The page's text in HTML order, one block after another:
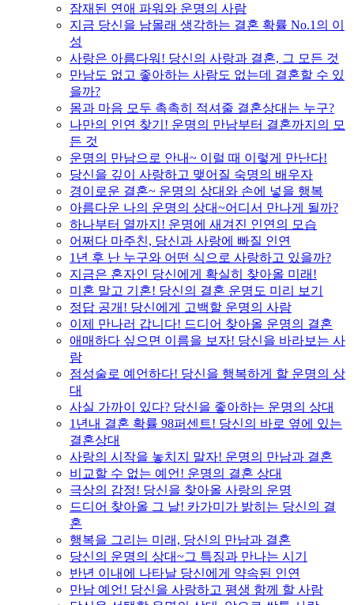
잠재된 연애 파워와 운명의 사람
지금 당신을 남몰래 생각하는 결혼 확률 No.1의 이
성
사랑은 아름다워! 당신의 사랑과 결혼, 그 모든 것
만남도 없고 좋아하는 사람도 없는데 결혼할 수 있
을까?
몸과 마음 모두 촉촉히 적셔줄 결혼상대는 누구?
나만의 인연 찾기! 운명의 만남부터 결혼까지의 모
든 것
운명의 만남으로 안내~ 이럴 때 이렇게 만난다!
당신을 깊이 사랑하고 맺어질 숙명의 배우자
경이로운 결혼~ 운명의 상대와 손에 넣을 행복
아름다운 나의 운명의 상대~어디서 만나게 될까?
하나부터 열까지! 운명에 새겨진 인연의 모습
어쩌다 마주친, 당신과 사랑에 빠질 인연
1년 후 난 누구와 어떤 식으로 사랑하고 있을까?
지금은 혼자인 당신에게 확실히 찾아올 미래!
미혼 말고 기혼! 당신의 결혼 운명도 미리 보기
정답 공개! 당신에게 고백할 운명의 사람
이제 만나러 갑니다! 드디어 찾아올 운명의 결혼
애매하다 싶으면 이름을 보자! 당신을 바라보는 사
람
점성술로 예언하다! 당신을 행복하게 할 운명의 상
대
사실 가까이 있다? 당신을 좋아하는 운명의 상대
1년내 결혼 확률 98퍼센트! 당신의 바로 옆에 있는
결혼상대
사랑의 시작을 놓치지 말자! 운명의 만남과 결혼
비교할 수 없는 예언! 운명의 결혼 상대
극상의 감정! 당신을 찾아올 사랑의 운명
드디어 찾아올 그 날! 카가미가 밝히는 당신의 결
혼
행복을 그리는 미래, 당신의 만남과 결혼
당신의 운명의 상대~그 특징과 만나는 시기
반년 이내에 나타날 당신에게 약속된 인연
만남 예언! 당신을 사랑하고 평생 함께 할 사람